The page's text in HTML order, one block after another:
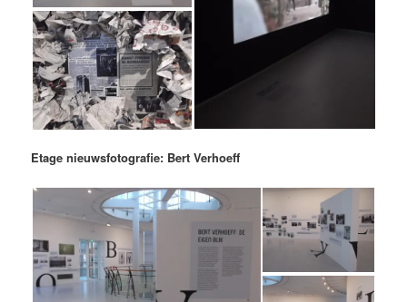
Etage nieuwsfotografie: Bert Verhoeff